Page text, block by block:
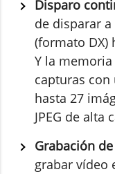
Disparo
de disparar
(formato DX)
Y la
capturas con
hasta 27
JPEG de alta
Grabación
grabar vídeo